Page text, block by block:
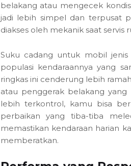
belakang atau mengecek
jadi lebih simpel dan terpusat
diakses oleh mekanik saat
Suku cadang untuk mobil
populasi kendaraannya yang
ringkas ini cenderung lebih
atau penggerak belakang
lebih terkontrol, kamu bisa
perbaikan yang tiba-tiba
memastikan kendaraan harian
memberatkan.